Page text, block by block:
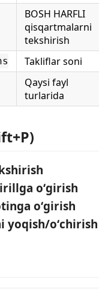
BOSH HARFLI
qisqartmalarni
tekshirish
Takliflar soni
Qaysi fayl
turlarida
oʻgirish
oʻgirish
yoqish/oʻchirish